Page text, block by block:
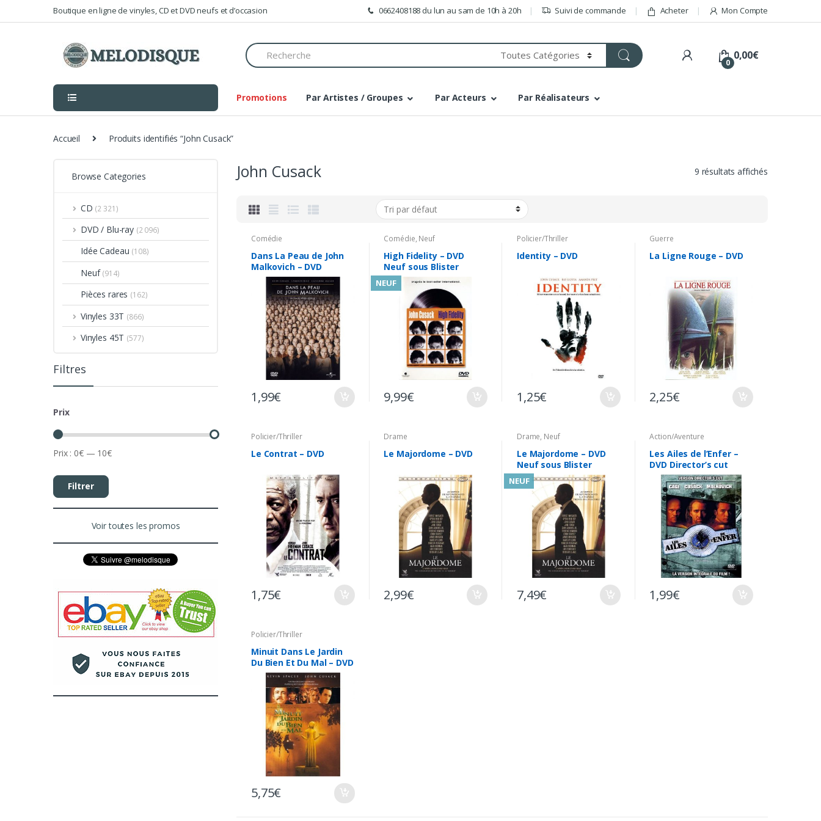
to
to
Boutique en ligne de vinyles, CD et DVD neufs et d’occasion 0662408188 du lun au sam de 10h à 20h Suivi de commande Acheter Mon Compte
Search
for:
0
0,00€
Promotions Par Artistes / Groupes Par Acteurs Par Réalisateurs
Accueil Produits identifiés “John Cusack”
John Cusack 9 résultats affichés
Comédie
Dans La Peau de John
Malkovich – DVD
1,99€
Comédie, Neuf
High Fidelity – DVD
Neuf sous Blister
NEUF
9,99€
Policier/Thriller
Identity – DVD
1,25€
Guerre
La Ligne Rouge – DVD
2,25€
Policier/Thriller
Le Contrat – DVD
1,75€
Drame
Le Majordome – DVD
2,99€
Drame, Neuf
Le Majordome – DVD
Neuf sous Blister
NEUF
7,49€
Action/Aventure
Les Ailes de l’Enfer –
DVD Director’s cut
1,99€
Policier/Thriller
Minuit Dans Le Jardin
Du Bien Et Du Mal – DVD
5,75€
Browse Categories
CD (2 321)
DVD / Blu-ray (2 096)
Idée Cadeau (108)
Neuf (914)
Pièces rares (162)
Vinyles 33T (866)
Vinyles 45T (577)
Filtres
Prix
Filtrer
Prix : 0€— 10€
Voir toutes les promos